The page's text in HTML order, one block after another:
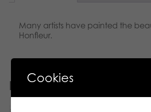
Many artists have painted the
Honfleur.
Produits similaires
Cookies